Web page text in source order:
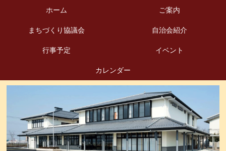
ホーム ご案内
まちづくり協議会 自治会紹介
行事予定 イベント
カレンダー